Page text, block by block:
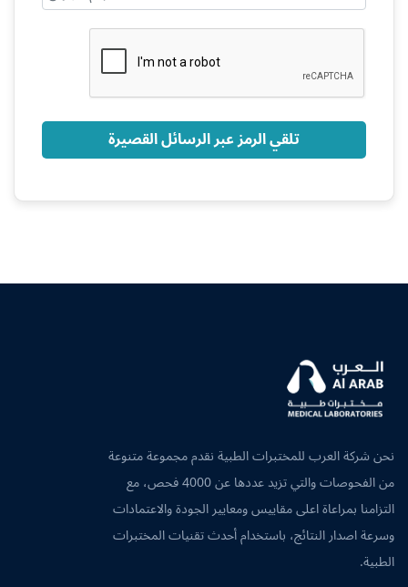
Arabia
تلقي الرمز عبر الرسائل القصيرة
نحن شركة العرب للمختبرات الطبية نقدم مجموعة متنوعة
من الفحوصات والتي تزيد عددها عن 4000 فحص، مع
التزامنا بمراعاة اعلى مقاييس ومعايير الجودة والاعتمادات
وسرعة اصدار النتائج، باستخدام أحدث تقنيات المختبرات
الطبية.